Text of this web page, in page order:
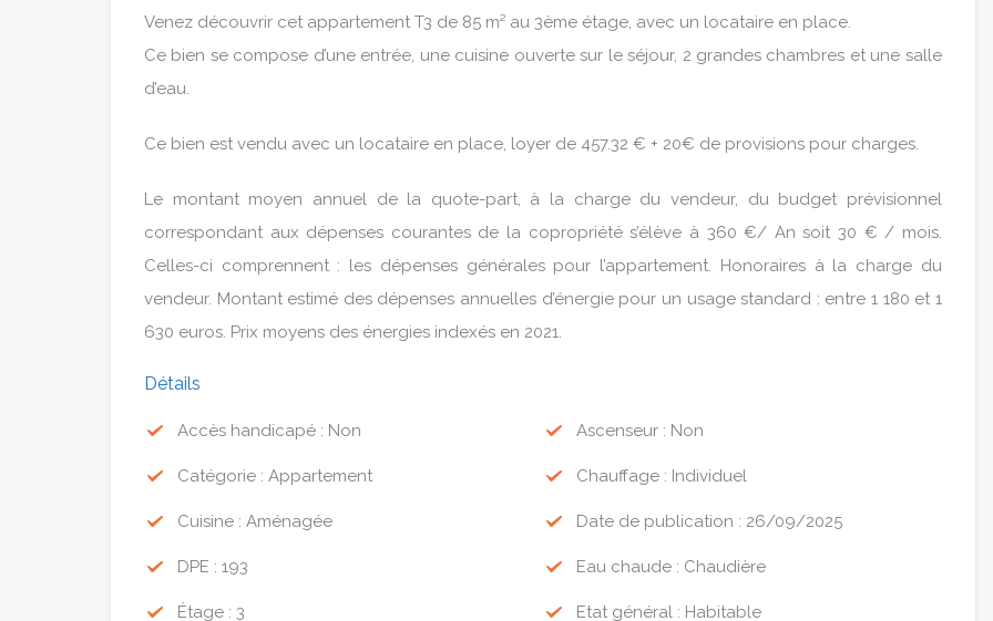
Venez découvrir cet appartement T3 de 85 m² au 3ème étage, avec un locataire en place.
Ce bien se compose d’une entrée, une cuisine ouverte sur le séjour, 2 grandes chambres et une salle
d’eau.
Ce bien est vendu avec un locataire en place, loyer de 457.32 € + 20€ de provisions pour charges.
Le montant moyen annuel de la quote-part, à la charge du vendeur, du budget prévisionnel
correspondant aux dépenses courantes de la copropriété s’élève à 360 €/ An soit 30 € / mois.
Celles-ci comprennent : les dépenses générales pour l’appartement. Honoraires à la charge du
vendeur. Montant estimé des dépenses annuelles d’énergie pour un usage standard : entre 1 180 et 1
630 euros. Prix moyens des énergies indexés en 2021.
Détails
Accès handicapé : Non Ascenseur : Non
Catégorie : Appartement Chauffage : Individuel
Cuisine : Aménagée Date de publication : 26/09/2025
DPE : 193 Eau chaude : Chaudière
Étage : 3 Etat général : Habitable